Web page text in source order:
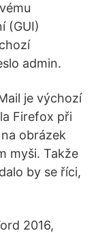
(GUI)
admin.
je výchozí
Firefox při
obrázek
myši. Takže
by se říci,
2016,